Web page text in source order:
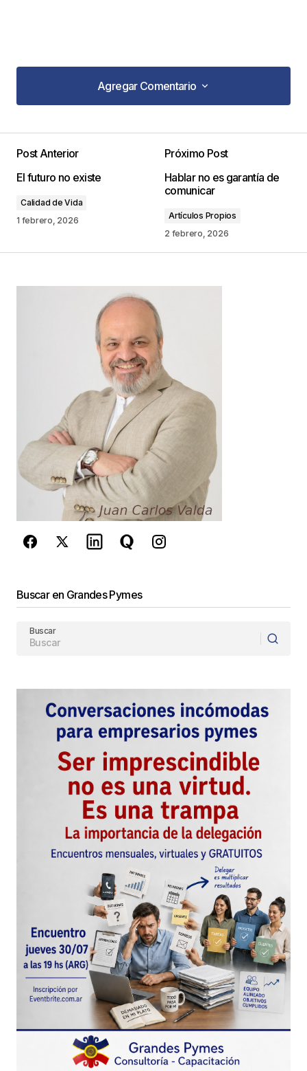
Agregar Comentario
Agregar Comentario
publicada. Los campos obligatorios están
*
Guarda mi nombre, correo electrónico y web en
este navegador para la próxima vez que
comente.
Este sitio esta protegido por
reCAPTCHA y la Política de
privacidad y los Términos del servicio
de Googlese aplican.
Post Anterior
El futuro no existe
Calidad de Vida
1 febrero, 2026
Próximo Post
Hablar no es garantía de
comunicar
Artículos Propios
2 febrero, 2026
Buscar en Grandes Pymes
Buscar